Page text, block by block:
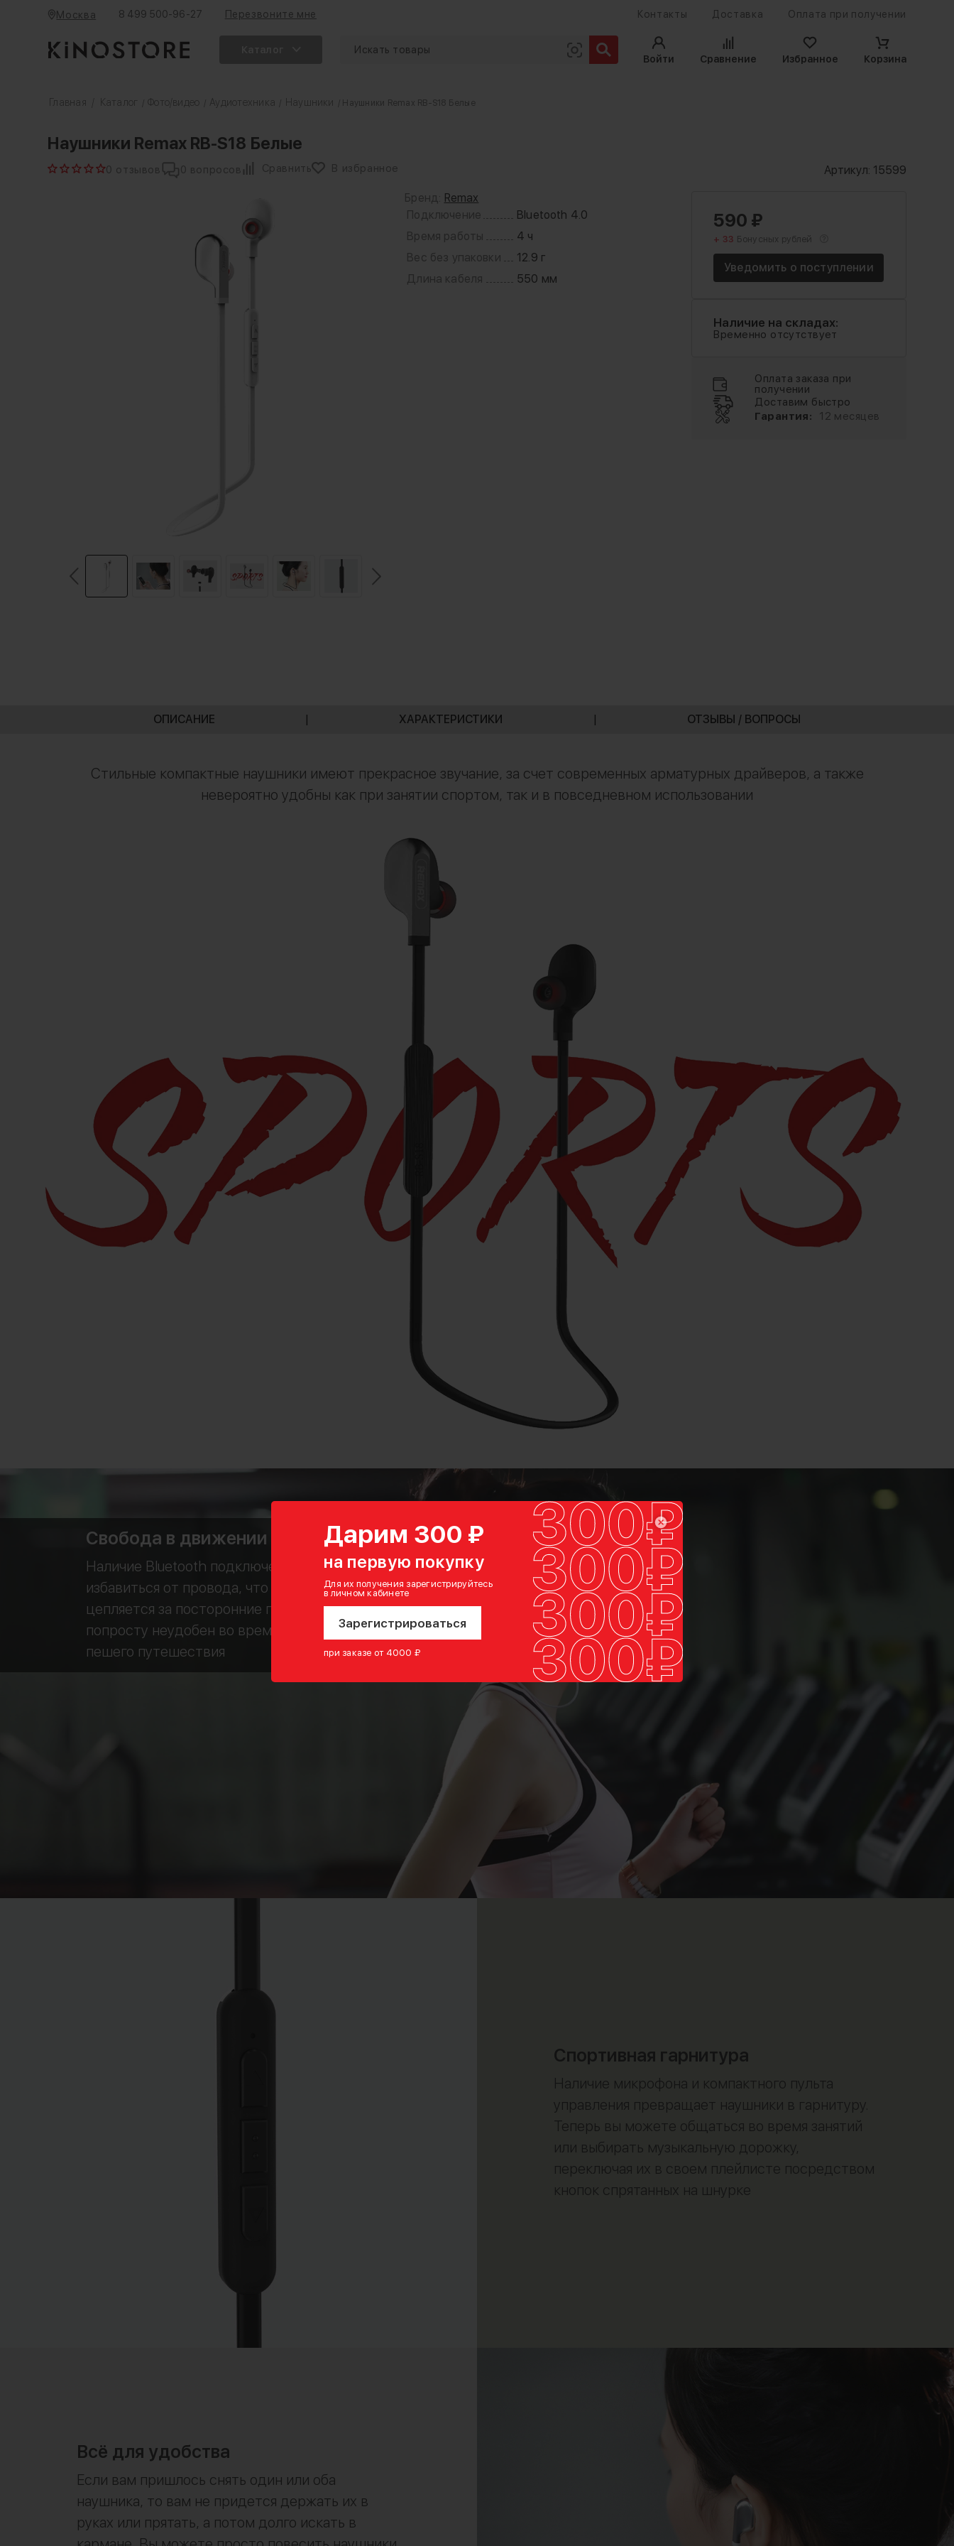
Дарим 300 ₽
на первую покупку
Для их получения зарегистрируйтесь
в личном кабинете
Зарегистрироваться
при заказе от 4000 ₽
Москва 8 499 500-96-27 Перезвоните мне Контакты Доставка Оплата при получении
Войти
Сравнение Избранное Корзина
Главная Каталог Фото/видео Аудиотехника Наушники / Наушники Remax RB-S18 Белые
Наушники Remax RB-S18 Белые
0 отзывов 0 вопросов Сравнить В избранное Артикул: 15599
Бренд: Remax
Подключение
Bluetooth 4.0
Время работы
4 ч
Вес без упаковки
12.9 г
Длина кабеля
550 мм
590 ₽
+ 33 Бонусных рублей
Уведомить о поступлении
Наличие на складах:
Временно отсутствует
Оплата заказа при
получении
Доставим быстро
Гарантия:
12 месяцев
ОПИСАНИЕ | ХАРАКТЕРИСТИКИ | ОТЗЫВЫ / ВОПРОСЫ
Стильные компактные наушники имеют прекрасное звучание, за счет современных арматурных драйверов, а также
невероятно удобны как при занятии спортом, так и в повседневном использовании
Свобода в движении
Наличие Bluetooth подключения позволяет
избавиться от провода, что постоянно мешает,
цепляется за посторонние предметы, и
попросту неудобен во время спорта или
пешего путешествия
Спортивная гарнитура
Наличие микрофона и компактного пульта
управления превращает наушники в гарнитуру.
Теперь вы можете общаться во время занятий
или выбирать музыкальную дорожку,
переключая их в своем плейлисте посредством
кнопок спрятанных на шнурке
Всё для удобства
Если вам пришлось снять один или оба
наушника, то вам не придется держать их в
руках или прятать, а потом долго искать в